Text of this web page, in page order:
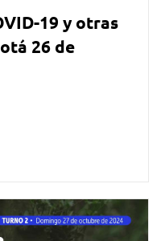
19 y otras
26 de